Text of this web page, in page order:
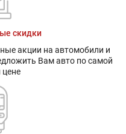
скидки
акции на автомобили и
Вам авто по самой